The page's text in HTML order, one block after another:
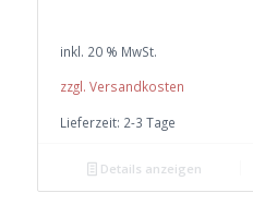
€ 76,00
inkl. 20 % MwSt.
zzgl. Versandkosten
Lieferzeit: 2-3 Tage
Details anzeigen